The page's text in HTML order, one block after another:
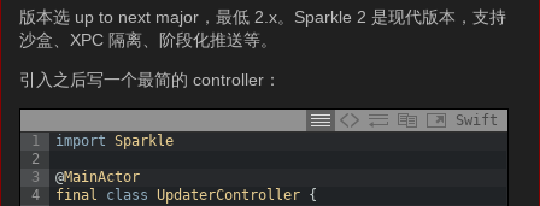
版本选 up to next major，最低 2.x。Sparkle 2 是现代版本，支持
沙盒、XPC 隔离、阶段化推送等。
引入之后写一个最简的 controller：
Swift
1
2
3
4
import Sparkle
@MainActor
final
class UpdaterController {